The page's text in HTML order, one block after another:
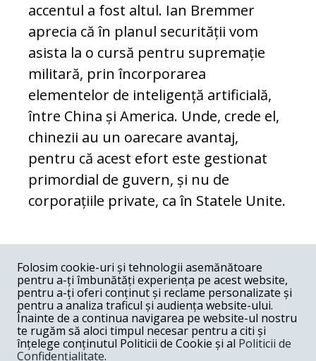
accentul a fost altul. Ian Bremmer
aprecia că în planul securității vom
asista la o cursă pentru supremație
militară, prin încorporarea
elementelor de inteligență artificială,
între China și America. Unde, crede el,
chinezii au un oarecare avantaj,
pentru că acest efort este gestionat
primordial de guvern, și nu de
corporațiile private, ca în Statele Unite.
COMENTARII
Nume
Email
Folosim cookie-uri și tehnologii asemănătoare
pentru a-ți îmbunătăți experiența pe acest website,
pentru a-ți oferi conținut și reclame personalizate și
pentru a analiza traficul și audiența website-ului.
Înainte de a continua navigarea pe website-ul nostru
te rugăm să aloci timpul necesar pentru a citi și
înțelege conținutul Politicii de Cookie și al Politicii de
Confidențialitate.